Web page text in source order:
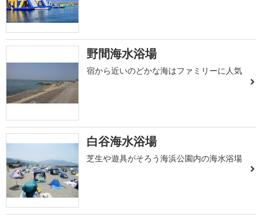
野間海水浴場
宿から近いのどかな海はファミリーに人気
白谷海水浴場
芝生や遊具がそろう海浜公園内の海水浴場